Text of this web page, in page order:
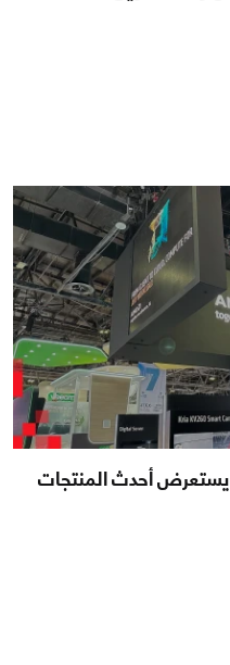
معرض GITEX25 | جناح AMD يستعرض أحدث المنتجات